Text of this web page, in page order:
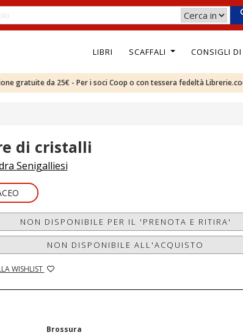
LIBRI SCAFFALI CONSIGLI DI
gratuite da 25€ - Per i soci Coop o con tessera fedeltà
di cristalli
Senigalliesi
NON DISPONIBILE PER IL 'PRENOTA E RITIRA'
NON DISPONIBILE ALL'ACQUISTO
WISHLIST
Brossura